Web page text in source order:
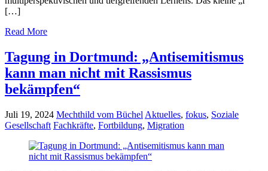
[…]
Read More
Tagung in Dortmund: „Antisemitismus
kann man nicht mit Rassismus
bekämpfen“
Juli 19, 2024 Mechthild vom Büchel Aktuelles, fokus, Soziale
Gesellschaft Fachkräfte, Fortbildung, Migration